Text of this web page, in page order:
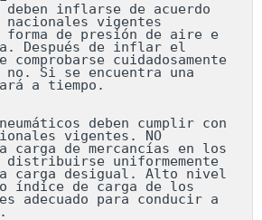
deben inflarse de acuerdo
nacionales vigentes
forma de presión de aire e
Después de inflar el
comprobarse cuidadosamente
Si se encuentra una
a tiempo.
deben cumplir con
vigentes. NO
carga de mercancías en los
distribuirse uniformemente
carga desigual. Alto nivel
índice de carga de los
adecuado para conducir a